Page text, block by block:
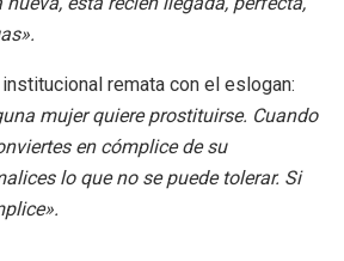
remata con el eslogan:
mujer quiere prostituirse. Cuando
en cómplice de su
lo que no se puede tolerar. Si